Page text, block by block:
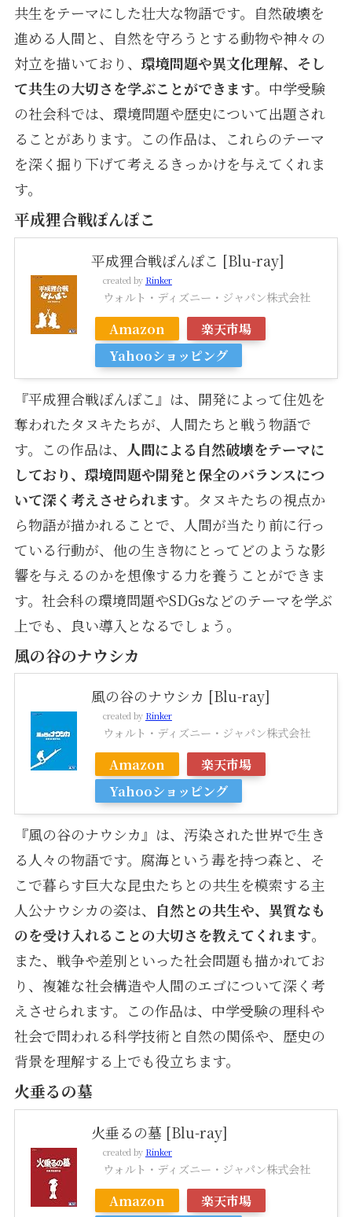
共生をテーマにした壮大な物語です。自然破壊を
進める人間と、自然を守ろうとする動物や神々の
対立を描いており、 環境問題や異文化理解、そし
て共生の大切さを学ぶことができます。中学受験
の社会科では、環境問題や歴史について出題され
ることがあります。この作品は、これらのテーマ
を深く掘り下げて考えるきっかけを与えてくれま
す。
平成狸合戦ぽんぽこ
平成狸合戦ぽんぽこ [Blu-ray]
created by Rinker
ウォルト・ディズニー・ジャパン株式会社
Amazon
楽天市場
Yahooショッピング
『平成狸合戦ぽんぽこ』は、開発によって住処を
奪われたタヌキたちが、人間たちと戦う物語で
す。この作品は、
人間による自然破壊をテーマに
しており、環境問題や開発と保全のバランスにつ
いて深く考えさせられます。タヌキたちの視点か
ら物語が描かれることで、人間が当たり前に行っ
ている行動が、他の生き物にとってどのような影
響を与えるのかを想像する力を養うことができま
す。社会科の環境問題やSDGsなどのテーマを学ぶ
上でも、良い導入となるでしょう。
風の谷のナウシカ
風の谷のナウシカ [Blu-ray]
created by Rinker
ウォルト・ディズニー・ジャパン株式会社
Amazon
楽天市場
Yahooショッピング
『風の谷のナウシカ』は、汚染された世界で生き
る人々の物語です。腐海という毒を持つ森と、そ
こで暮らす巨大な昆虫たちとの共生を模索する主
人公ナウシカの姿は、
自然との共生や、異質なも
のを受け入れることの大切さを教えてくれます。
また、戦争や差別といった社会問題も描かれてお
り、複雑な社会構造や人間のエゴについて深く考
えさせられます。この作品は、中学受験の理科や
社会で問われる科学技術と自然の関係や、歴史の
背景を理解する上でも役立ちます。
火垂るの墓
火垂るの墓 [Blu-ray]
created by Rinker
ウォルト・ディズニー・ジャパン株式会社
Amazon
楽天市場